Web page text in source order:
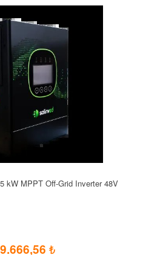
kW MPPT Off-Grid Inverter 48V